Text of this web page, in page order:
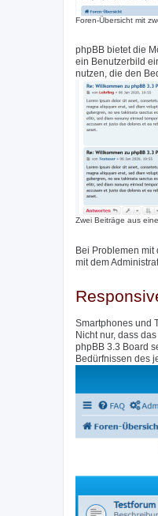
Foren-Übersicht mit
phpBB bietet die
ein Benutzerbild
nutzen, die den
Zwei Beiträge aus
Bei Problemen mit
mit dem
Smartphones und
Nicht nur, dass
phpBB 3.3 Board
Bedürfnissen des